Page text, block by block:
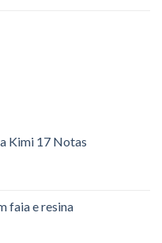
Kimi 17 Notas
faia e resina